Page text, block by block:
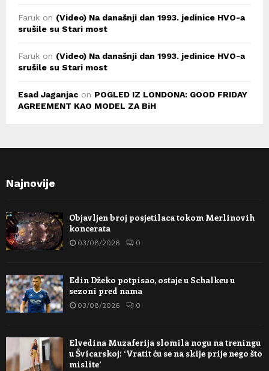
Faruk on (Video) Na današnji dan 1993. jedinice HVO-a
srušile su Stari most
Faruk on (Video) Na današnji dan 1993. jedinice HVO-a
srušile su Stari most
Esad Jaganjac on POGLED IZ LONDONA: GOOD FRIDAY
AGREEMENT KAO MODEL ZA BiH
Najnovije
Objavljen broj posjetilaca tokom Merlinovih
koncerata
03/08/2026 0
Edin Džeko potpisao, ostaje u Schalkeu u
sezoni pred nama
03/08/2026 0
Elvedina Muzaferija slomila nogu na treningu
u Švicarskoj: ‘Vratit ću se na skije prije nego što
mislite’